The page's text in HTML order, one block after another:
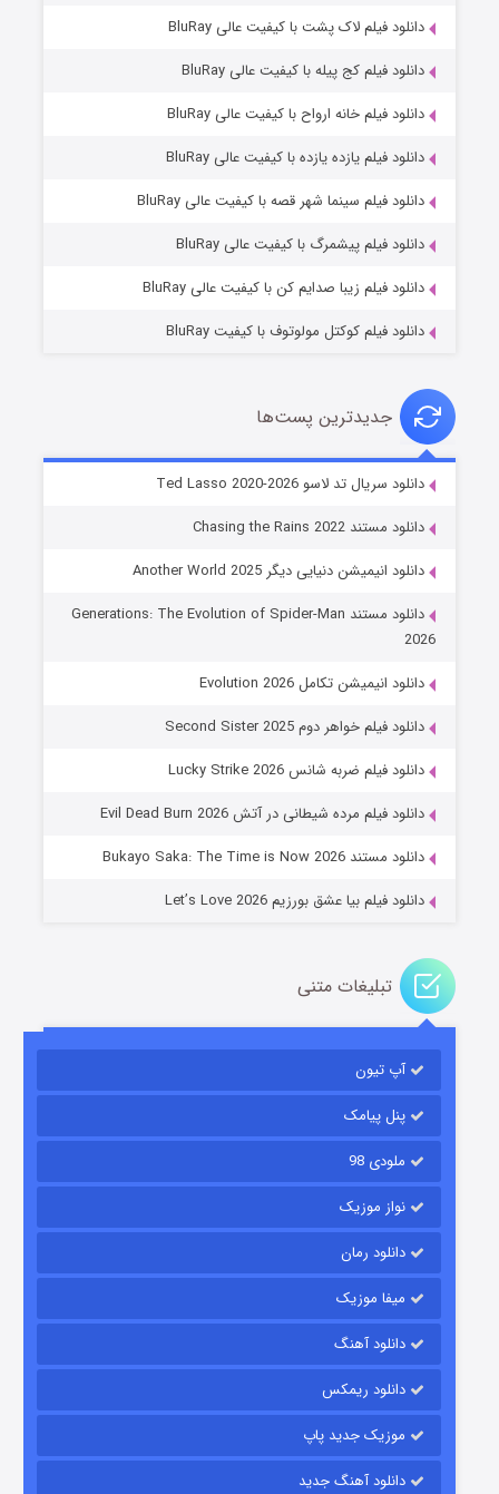
خاندان اژدها فصل ۳
جادوگری در مغولستان
باب اسفنجی فصل ۱۷
قسمت6 (زیرنویس) منتشر شد
قسمت15 (دوبله) منتشر شد
دانلود فیلم لاک پشت با کیفیت عالی BluRay
دانلود فیلم کج‌ پیله با کیفیت عالی BluRay
دانلود فیلم خانه ارواح با کیفیت عالی BluRay
دانلود فیلم یازده یازده با کیفیت عالی BluRay
دانلود فیلم سینما شهر قصه با کیفیت عالی BluRay
دانلود فیلم پیشمرگ با کیفیت عالی BluRay
دانلود فیلم زیبا صدایم کن با کیفیت عالی BluRay
دانلود فیلم کوکتل مولوتوف با کیفیت BluRay
جدیدترین پست‌ها
دانلود سریال تد لاسو Ted Lasso 2020-2026
دانلود مستند Chasing the Rains 2022
دانلود انیمیشن دنیایی دیگر Another World 2025
دانلود مستند Generations: The Evolution of Spider-Man
2026
دانلود انیمیشن تکامل Evolution 2026
دانلود فیلم خواهر دوم Second Sister 2025
دانلود فیلم ضربه شانس Lucky Strike 2026
دانلود فیلم مرده شیطانی در آتش Evil Dead Burn 2026
دانلود مستند Bukayo Saka: The Time is Now 2026
دانلود فیلم بیا عشق بورزیم Let’s Love 2026
تبلیغات متنی
آپ تیون
پنل پیامک
ملودی 98
نواز موزیک
دانلود رمان
میفا موزیک
دانلود آهنگ
دانلود ریمکس
موزیک جدید پاپ
دانلود آهنگ جدید